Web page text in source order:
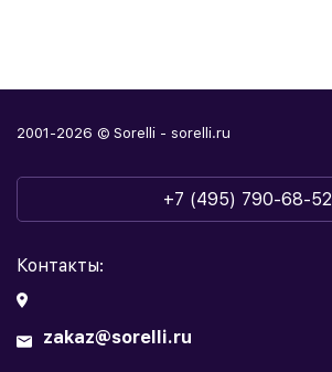
2001-2026 © Sorelli - sorelli.ru
+7 (495) 790-68-52
Контакты:
zakaz@sorelli.ru